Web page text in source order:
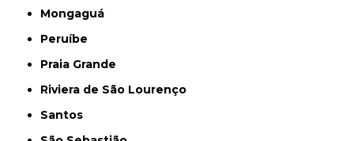
Mongaguá
Peruíbe
Praia Grande
Riviera de São Lourenço
Santos